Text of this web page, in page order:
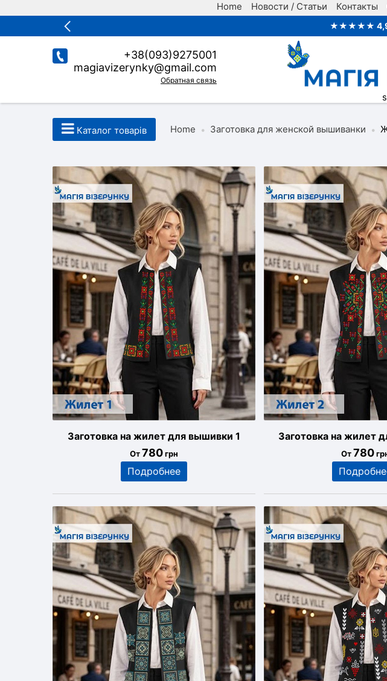
Home Новости / Статьи Контакты
★★★★★ 4,9/
ТЕРМОНАЛІПКИ -
+38(093)9275001
magiavizerynky@gmail.com
Обратная связь
Каталог товарів Home • Заготовка для женской вышиванки •
Заготовка на жилет для вышивки 1
От780грн
Подробнее
Заготовка на жилет
От780